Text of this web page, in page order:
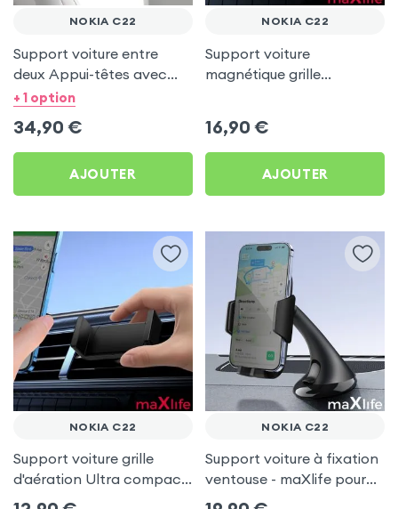
NOKIA C22
Support voiture entre
deux Appui-têtes avec
Tête rotative à 360° pour
+ 1 option
34,90 €
AJOUTER
NOKIA C22
Support voiture
magnétique grille
16,90 €
AJOUTER
NOKIA C22
Support voiture grille
d'aération Ultra compact
pour Nokia C22
NOKIA C22
Support voiture à fixation
ventouse - maXlife pour
Nokia C22